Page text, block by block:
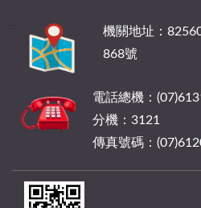
機關地址：
868號
電話總機：
分機：3121
傳真號碼：